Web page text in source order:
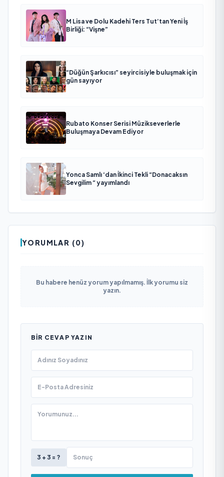
M Lisa ve Dolu Kadehi Ters Tut’tan Yeni İş
Birliği: “Vişne”
“Düğün Şarkıcısı” seyircisiyle buluşmak için
gün sayıyor
Rubato Konser Serisi Müzikseverlerle
Buluşmaya Devam Ediyor
Yonca Samlı ‘dan İkinci Tekli “Donacaksın
Sevgilim “ yayımlandı
YORUMLAR (0)
Bu habere henüz yorum yapılmamış. İlk yorumu siz
yazın.
BIR CEVAP YAZIN
3 + 3 = ?